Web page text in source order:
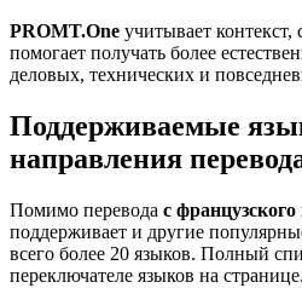
PROMT.One учитывает контекст,
помогает получать более
деловых, технических и
Поддерживаемые
направления
Помимо перевода с
поддерживает и другие
всего более 20 языков. Полный
переключателе языков на странице.